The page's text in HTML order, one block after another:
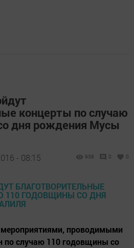
концерты по случаю
дня рождения Мусы
- 08:15 938 0 0
проводимыми
по случаю 110 годовщины со